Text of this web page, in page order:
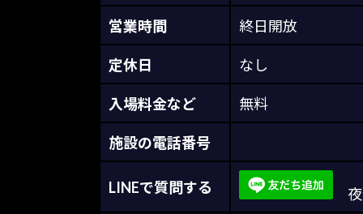
営業時間 終日開放
定休日 なし
入場料金など 無料
施設の電話番号
LINEで質問する 夜